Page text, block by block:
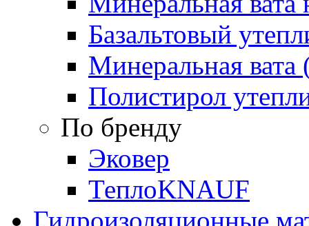
Базальтовый
Минеральная вата
Полистирол
По бренду
Эковер
ТеплоKNAUF